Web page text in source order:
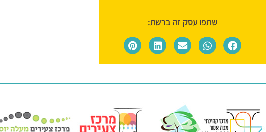
שתפו עסק זה ברשת: